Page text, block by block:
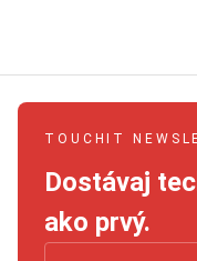
TOUCHIT
Dostávaj
ako prvý.